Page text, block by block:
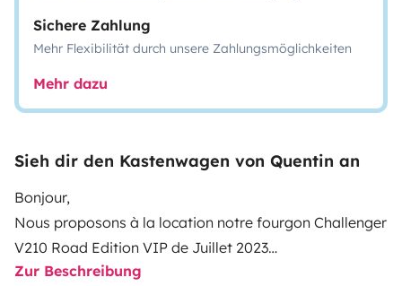
Sichere Zahlung
Mehr Flexibilität durch unsere Zahlungsmöglichkeiten
Mehr dazu
Sieh dir den Kastenwagen von Quentin an
Bonjour,
Nous proposons à la location notre fourgon Challenger
V210 Road Edition VIP de Juillet 2023
Fiat Ducato 140 CV diesel Multijet avec 4 places
Zur Beschreibung